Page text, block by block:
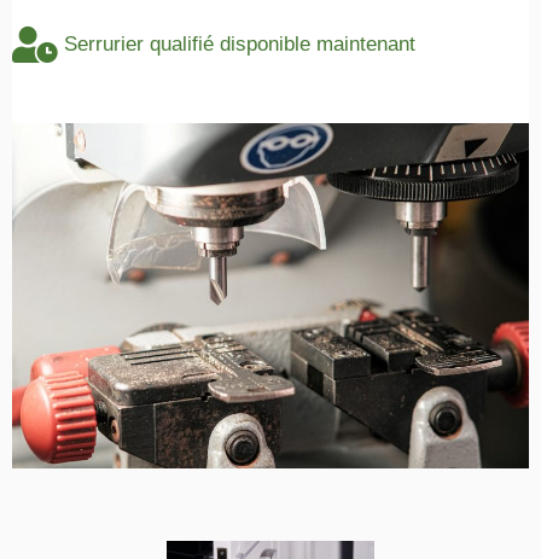
Serrurier qualifié disponible maintenant